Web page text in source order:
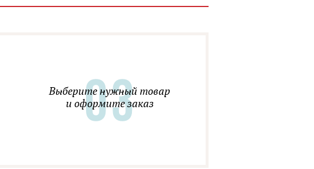
Выберите нужный товар
и оформите заказ